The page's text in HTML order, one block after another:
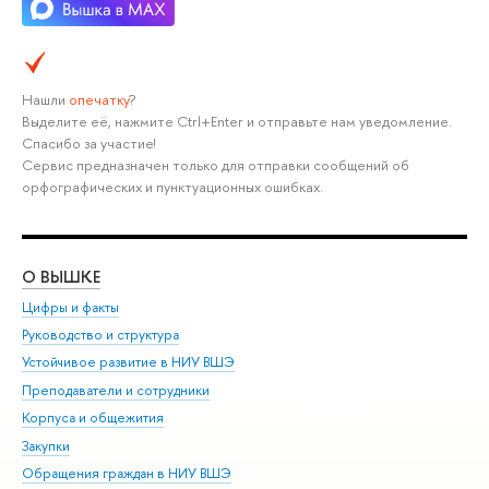
Нашли опечатку?
Выделите её, нажмите Ctrl+Enter и отправьте нам уведомление.
Спасибо за участие!
Сервис предназначен только для отправки сообщений об
орфографических и пунктуационных ошибках.
О ВЫШКЕ
Цифры и факты
Руководство и структура
Устойчивое развитие в НИУ ВШЭ
Преподаватели и сотрудники
Корпуса и общежития
Закупки
Обращения граждан в НИУ ВШЭ